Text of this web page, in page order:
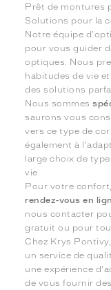
Prêt de montures
Solutions pour la
Notre équipe
pour vous guider
optiques. Nous
habitudes de vie
des solutions
Nous sommes
saurons vous
vers ce type de
également à
large choix de
vie.
Pour votre
rendez-vous en
nous contacter
gratuit ou pour
Chez Krys
un service de
une expérience
de vous fournir